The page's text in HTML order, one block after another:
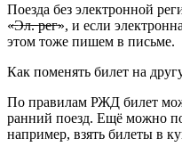
Поезда без электронной
«̶Э̶л̶.̶̶̶̶̶̶ ̶р̶е̶г̶», и если
этом тоже пишем в письме.
Как поменять билет на
По правилам РЖД билет
ранний поезд. Ещё можно
например, взять билеты в